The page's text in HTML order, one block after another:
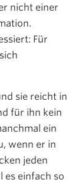
nicht einer
Für
sie reicht in
für ihn kein
ein
wenn er in
jeden
es einfach so